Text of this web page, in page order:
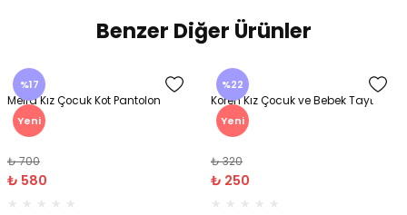
Benzer Diğer Ürünler
%17
Yeni
Melra Kız Çocuk Kot Pantolon
₺ 700
₺ 580
%22
Yeni
Koren Kız Çocuk ve Bebek Tayt
₺ 320
₺ 250